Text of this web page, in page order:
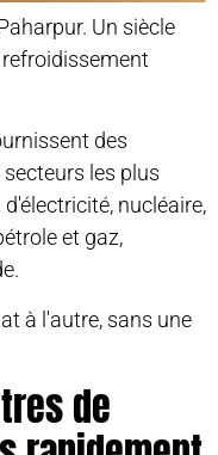
Un siècle
des
les plus
nucléaire,
et gaz,
à l'autre, sans une
de